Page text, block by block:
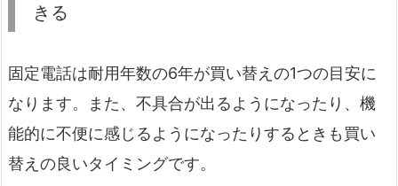
きる
固定電話は耐用年数の6年が買い替えの1つの目安に
なります。また、不具合が出るようになったり、機
能的に不便に感じるようになったりするときも買い
替えの良いタイミングです。